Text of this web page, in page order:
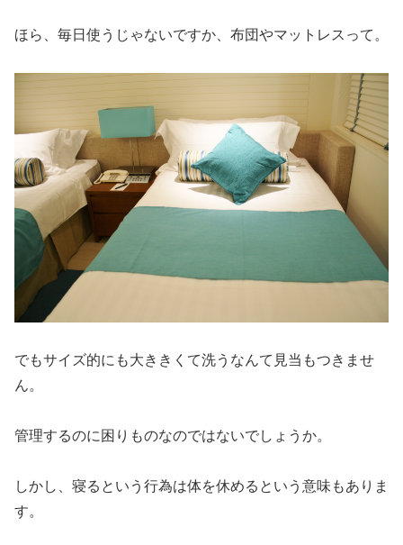
ほら、毎日使うじゃないですか、布団やマットレスって。
でもサイズ的にも大ききくて洗うなんて見当もつきませ
ん。
管理するのに困りものなのではないでしょうか。
しかし、寝るという行為は体を休めるという意味もありま
す。